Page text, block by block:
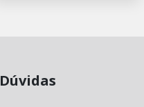
Dúvidas